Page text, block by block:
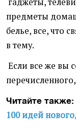
предметы
белье, все, что
в тему.
Если все же вы
Читайте также:
100 идей